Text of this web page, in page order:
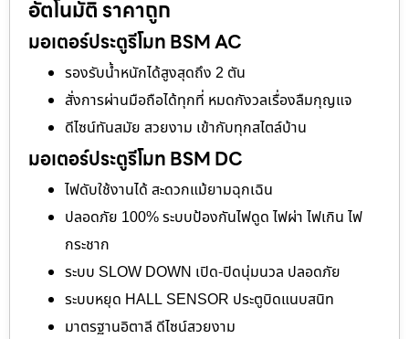
อัตโนมัติ ราคาถูก
มอเตอร์ประตูรีโมท BSM AC
รองรับน้ำหนักได้สูงสุดถึง 2 ตัน
สั่งการผ่านมือถือได้ทุกที่ หมดกังวลเรื่องลืมกุญแจ
ดีไซน์ทันสมัย สวยงาม เข้ากับทุกสไตล์บ้าน
มอเตอร์ประตูรีโมท BSM DC
ไฟดับใช้งานได้ สะดวกแม้ยามฉุกเฉิน
ปลอดภัย 100% ระบบป้องกันไฟดูด ไฟผ่า ไฟเกิน ไฟ
กระชาก
ระบบ SLOW DOWN เปิด-ปิดนุ่มนวล ปลอดภัย
ระบบหยุด HALL SENSOR ประตูบิดแนบสนิท
มาตรฐานอิตาลี ดีไซน์สวยงาม